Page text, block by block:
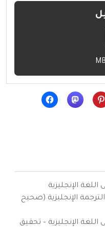
الإنجليزية
الإنجليزية (صحيح
اللغة الإنجليزية – تحقيق